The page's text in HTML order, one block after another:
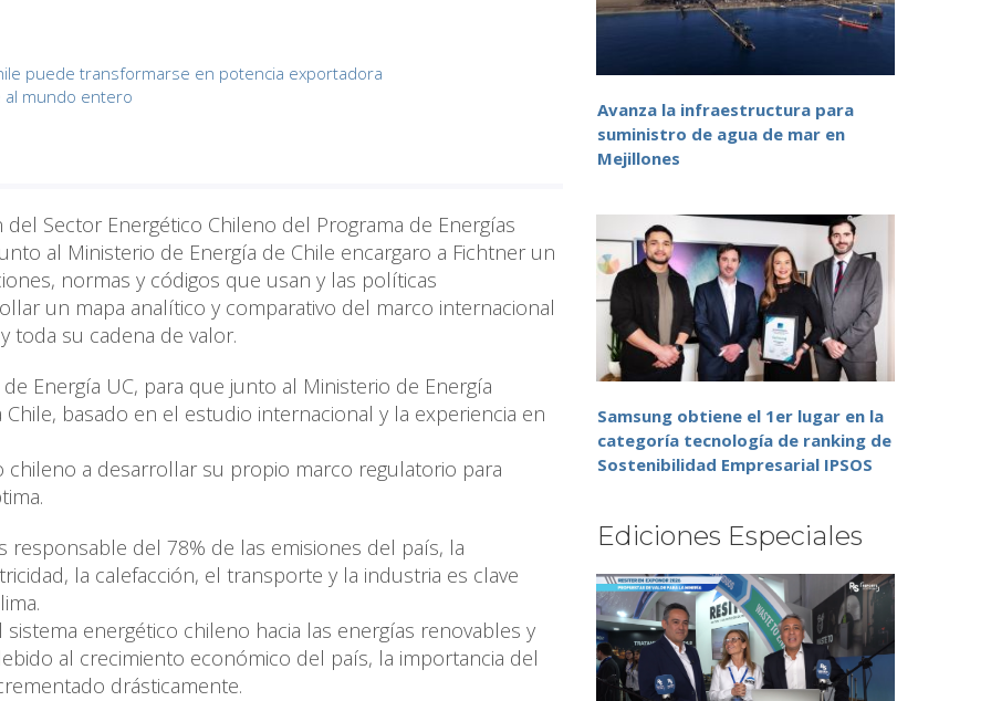
puede transformarse en potencia exportadora
mundo entero
Sector Energético Chileno del Programa de Energías
al Ministerio de Energía de Chile encargaro a Fichtner un
normas y códigos que usan y las políticas
un mapa analítico y comparativo del marco internacional
toda su cadena de valor.
Energía UC, para que junto al Ministerio de Energía
basado en el estudio internacional y la experiencia en
chileno a desarrollar su propio marco regulatorio para
del 78% de las emisiones del país, la
la calefacción, el transporte y la industria es clave
energético chileno hacia las energías renovables y
al crecimiento económico del país, la importancia del
drásticamente.
Avanza la infraestructura para
suministro de agua de mar en
Mejillones
Samsung obtiene el 1er lugar en la
categoría tecnología de ranking de
Sostenibilidad Empresarial IPSOS
Ediciones Especiales